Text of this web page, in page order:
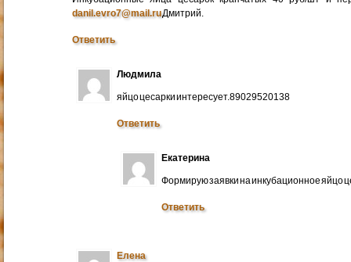
danil.evro7@mail.ruДмитрий.
Ответить
Людмила
яйцо цесарки интересует.89029520138
Ответить
Екатерина
Формирую заявки на инкубационное яйцо
Ответить
Елена